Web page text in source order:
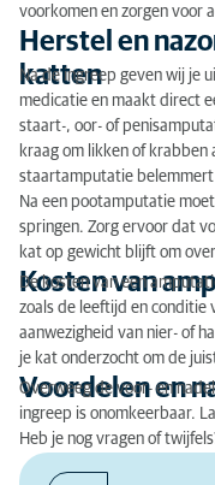
voorkomen en zorgen voor
Herstel en
katten
Na de ingreep geven wij je
medicatie en maakt direct
staart-, oor- of
kraag om likken of krabben
staartamputatie belemmert
Na een pootamputatie
springen. Zorg ervoor dat
kat op gewicht blijft om
Kosten van
De kosten van een
zoals de leeftijd en conditie
aanwezigheid van nier- of
je kat onderzocht om de
Voordelen en
Overweeg de voor- en
ingreep is onomkeerbaar.
Heb je nog vragen of